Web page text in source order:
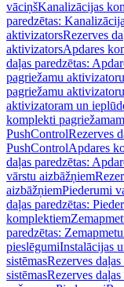
vāciņšKanalizācijas
paredzētas:
aktivizatorsRezerves
aktivizatorsApdares
daļas paredzētas:
pagriežamu
pagriežamu
aktivizatoram un
komplekti
PushControlRezerves
PushControlApdares
daļas paredzētas:
vārstu aizbāžņiem
aizbāžņiemPiederumi
daļas paredzētas:
komplektiem
paredzētas:
pieslēgumiInstalācijas
sistēmasRezerves daļas
sistēmasRezerves